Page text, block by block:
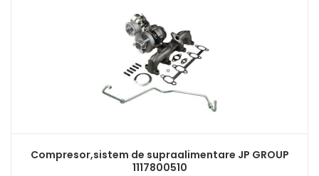
Compresor,sistem de supraalimentare JP GROUP
1117800510